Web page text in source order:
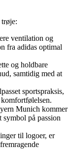
ventilation og
fra adidas optimal
og holdbare
samtidig med at
sportspraksis,
Munich kommer
på passion
til logoer, er